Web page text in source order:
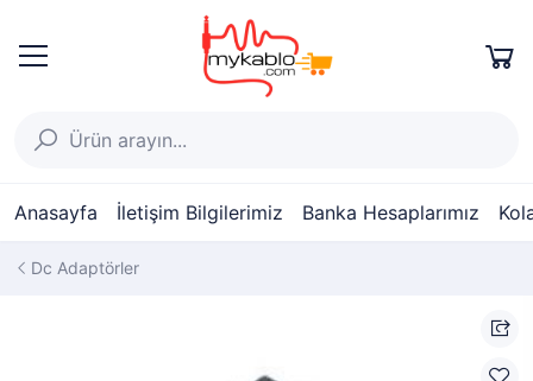
Anasayfa İletişim Bilgilerimiz Banka Hesaplarımız
Dc Adaptörler